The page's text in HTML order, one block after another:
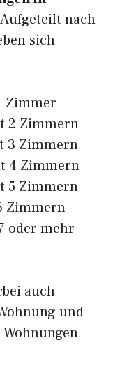
nach
sich
Zimmer
2 Zimmern
3 Zimmern
4 Zimmern
5 Zimmern
Zimmern
oder mehr
auch
und